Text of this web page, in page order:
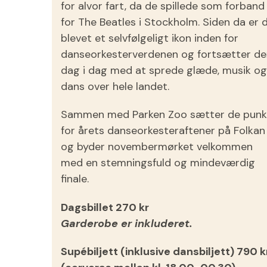
for alvor fart, da de spillede som forband
for The Beatles i Stockholm. Siden da er
blevet et selvfølgeligt ikon inden for
danseorkesterverdenen og fortsætter
dag i dag med at sprede glæde, musik og
dans over hele landet.
Sammen med Parken Zoo sætter de
for årets danseorkesteraftener på Folkan
og byder novembermørket velkommen
med en stemningsfuld og mindeværdig
finale.
Dagsbillet 270 kr
Garderobe er inkluderet.
Supébiljett (inklusive dansbiljett) 790